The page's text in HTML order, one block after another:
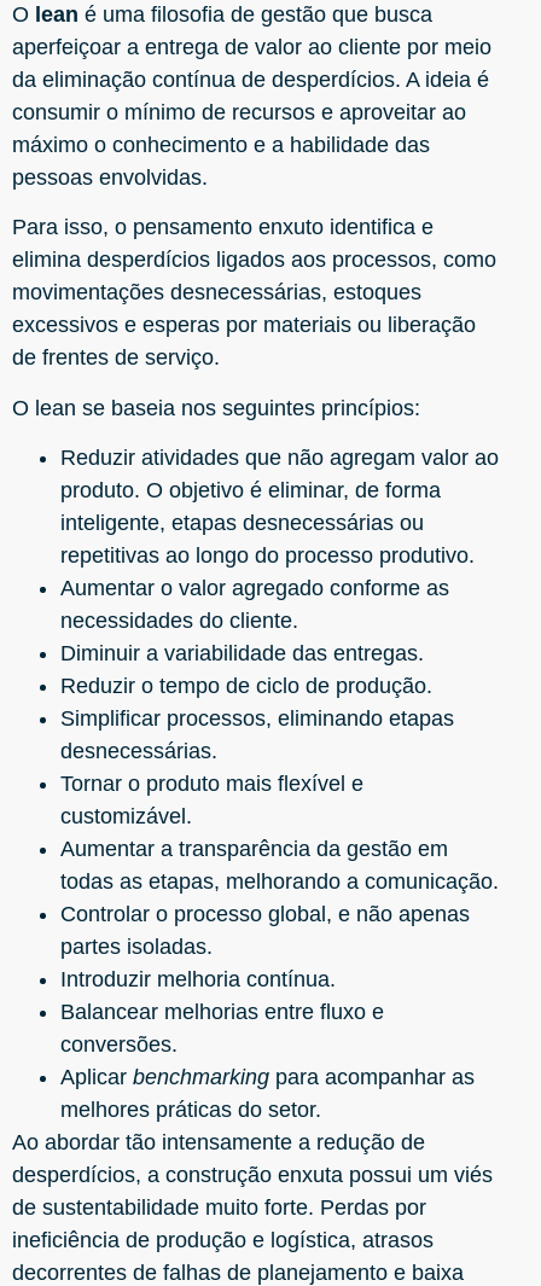
O lean é uma filosofia de gestão que busca
aperfeiçoar a entrega de valor ao cliente por meio
da eliminação contínua de desperdícios. A ideia é
consumir o mínimo de recursos e aproveitar ao
máximo o conhecimento e a habilidade das
pessoas envolvidas.
Para isso, o pensamento enxuto identifica e
elimina desperdícios ligados aos processos, como
movimentações desnecessárias, estoques
excessivos e esperas por materiais ou liberação
de frentes de serviço.
O lean se baseia nos seguintes princípios:
Reduzir atividades que não agregam valor ao
produto. O objetivo é eliminar, de forma
inteligente, etapas desnecessárias ou
repetitivas ao longo do processo produtivo.
Aumentar o valor agregado conforme as
necessidades do cliente.
Diminuir a variabilidade das entregas.
Reduzir o tempo de ciclo de produção.
Simplificar processos, eliminando etapas
desnecessárias.
Tornar o produto mais flexível e
customizável.
Aumentar a transparência da gestão em
todas as etapas, melhorando a comunicação.
Controlar o processo global, e não apenas
partes isoladas.
Introduzir melhoria contínua.
Balancear melhorias entre fluxo e
conversões.
Aplicar benchmarking para acompanhar as
melhores práticas do setor.
Ao abordar tão intensamente a redução de
desperdícios, a construção enxuta possui um viés
de sustentabilidade muito forte. Perdas por
ineficiência de produção e logística, atrasos
decorrentes de falhas de planejamento e baixa